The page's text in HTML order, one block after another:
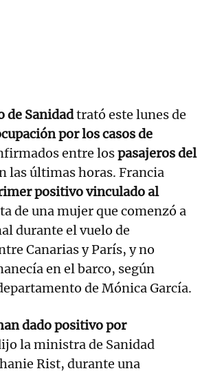
Sanidadtrató este lunes de
por los casos de
entre lospasajeros del
las últimas horas. Francia
positivo vinculado al
de una mujer que comenzó a
durante el vuelo de
Canarias y París, y no
en el barco, según
de Mónica García.
dado positivo por
la ministra de Sanidad
Rist, durante una